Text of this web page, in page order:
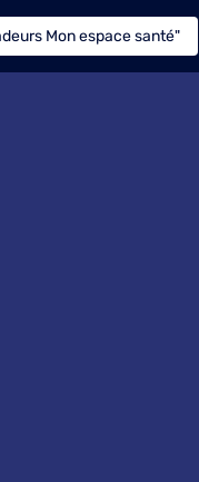
Mon espace santé"